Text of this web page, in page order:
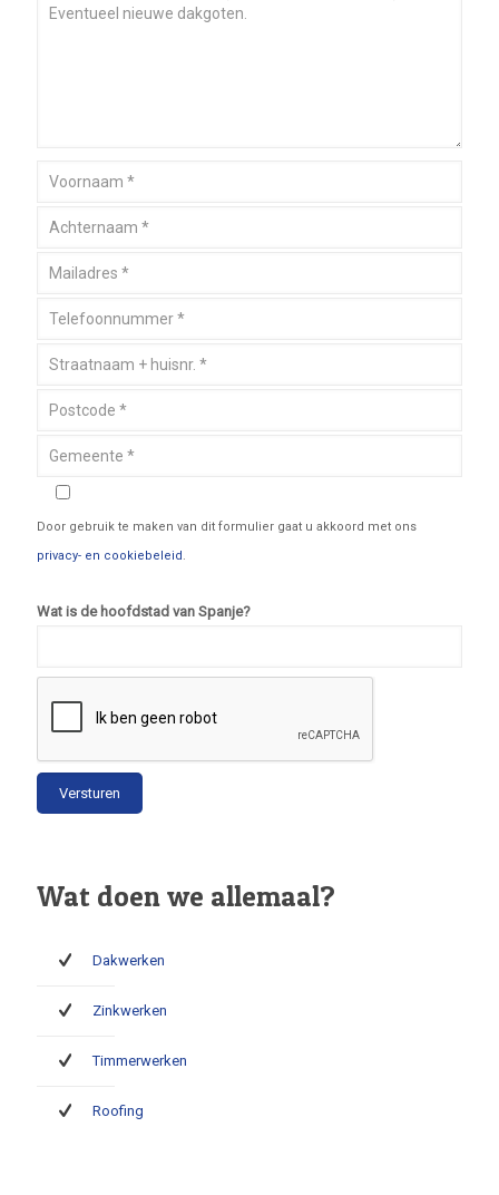
Door gebruik te maken van dit formulier gaat u akkoord met ons
privacy- en cookiebeleid.
Wat is de hoofdstad van Spanje?
Wat doen we allemaal?
Dakwerken
Zinkwerken
Timmerwerken
Roofing